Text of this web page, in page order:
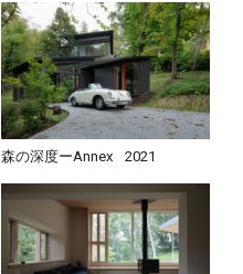
森の深度ーAnnex 2021